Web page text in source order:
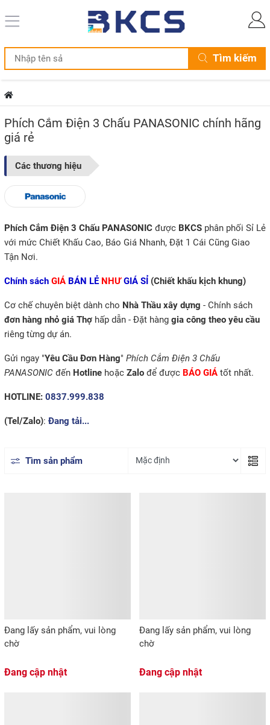
Tìm kiếm
Phích Cắm Điện 3 Chấu PANASONIC chính hãng
giá rẻ
Các thương hiệu
Phích Cắm Điện 3 Chấu PANASONIC được BKCS phân phối Sỉ Lẻ
với mức Chiết Khấu Cao, Báo Giá Nhanh, Đặt 1 Cái Cũng Giao
Tận Nơi.
Chính sách GIÁ BÁN LẺ NHƯ GIÁ SỈ (Chiết khấu kịch khung)
Cơ chế chuyên biệt dành cho Nhà Thầu xây dựng - Chính sách
đơn hàng nhỏ giá Thợ hấp dẫn - Đặt hàng gia công theo yêu cầu
riêng từng dự án.
Gửi ngay "Yêu Cầu Đơn Hàng" Phích Cắm Điện 3 Chấu
PANASONIC đến Hotline hoặc Zalo để được BÁO GIÁ tốt nhất.
HOTLINE: 0837.999.838
(Tel/Zalo):Đang tải...
Tìm sản phẩm
Đang lấy sản phẩm, vui lòng
chờ
Đang cập nhật
Đang lấy sản phẩm, vui lòng
chờ
Đang cập nhật